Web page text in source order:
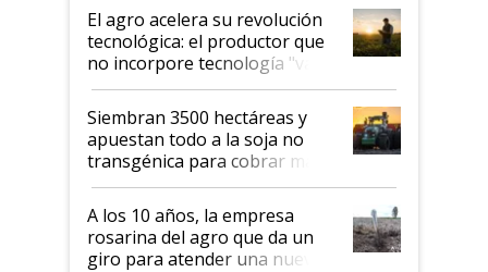
El agro acelera su revolución
tecnológica: el productor que
no incorpore tecnología "va a
perder el tren"
Siembran 3500 hectáreas y
apuestan todo a la soja no
transgénica para cobrar más
por tonelada: compraron un
semillero
A los 10 años, la empresa
rosarina del agro que da un
giro para atender una nueva